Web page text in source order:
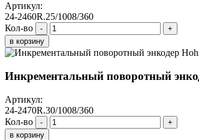
Артикул:
24-2460R.25/1008/360
Кол-во
-
+
в корзину
Инкрементальный поворотный
Артикул:
24-2470R.30/1008/360
Кол-во
-
+
в корзину